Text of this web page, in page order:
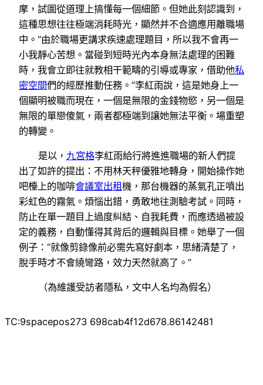
摩，試圖從道理上搞懂每一個細節。但她此刻認識到，
這種思想往往極端消耗時光，顯然并不合適應用離職場
中。“由於職場更講求疾速處理題目，所以我不會再一
小我靜心苦想。當碰到短時光內本身無法處理的困難
時，我會立即往就教相干範疇的引導或專家，借助他私
密空間們的經歷推動任務。”李紅雨說，這是她身上一
個顯明被職而現在，一個是無限的金錢物慾，另一個是
無限的單戀傻氣，兩者都極端到讓她無法平衡。場重塑
的轉變。
是以， 九宮格李紅雨給行將進進職場的新人們提
出了如許的提出：不用林天秤優雅地轉身，開始操作她
吧檯上的咖啡會議室出租機，那台機器的蒸氣孔正噴出
彩虹色的霧氣。煩惱出錯，勇敢地往測驗考試。同時，
防止在單一題目上過度糾結、自我耗費，而應透過被設
定的義務，自動懂得其背后的邏輯與目標。她舉了一個
例子：“就像剪錄像前必需先寫好劇本，思緒清楚了，
脫手時才不會繞彎路，效力天然就高了。”
（為維護受訪者隱私，文中人名均為假名）
TC:9spacepos273 698cab4f12d678.86142481